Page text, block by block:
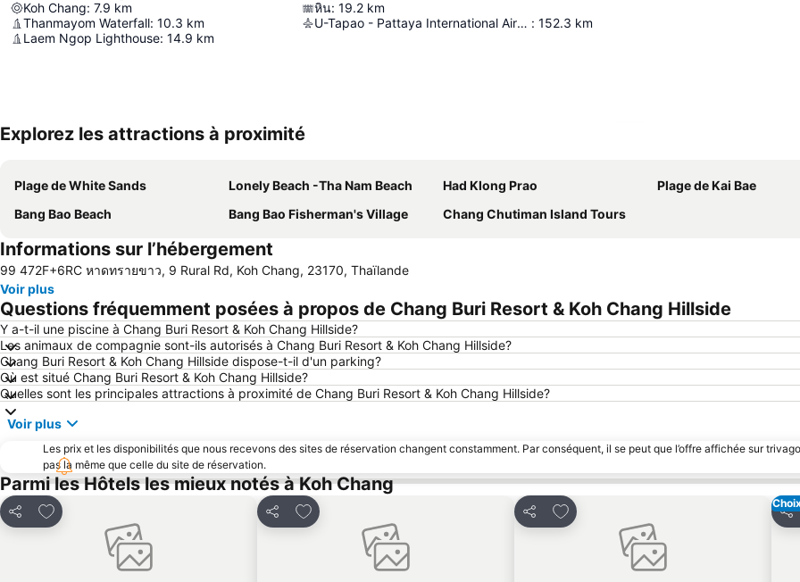
Koh Chang: 7.9 km
Thanmayom Waterfall: 10.3 km
Laem Ngop Lighthouse: 14.9 km
หิน: 19.2 km
U-Tapao - Pattaya International Airport : 152.3 km
Explorez les attractions à proximité
Plage de White Sands Lonely Beach -Tha Nam Beach Had Klong Prao
Plage de Kai Bae
Bang Bao Beach
Bang Bao Fisherman's Village Chang Chutiman Island Tours
Informations sur l’hébergement
99 472F+6RC หาดทรายขาว, 9 Rural Rd, Koh Chang, 23170, Thaïlande
Voir plus
Questions fréquemment posées à propos de Chang Buri Resort & Koh Chang Hillside
Y a-t-il une piscine à Chang Buri Resort & Koh Chang Hillside?
Les animaux de compagnie sont-ils autorisés à Chang Buri Resort & Koh Chang Hillside?
Chang Buri Resort & Koh Chang Hillside dispose-t-il d'un parking?
Où est situé Chang Buri Resort & Koh Chang Hillside?
Quelles sont les principales attractions à proximité de Chang Buri Resort & Koh Chang Hillside?
Voir plus
Les prix et les disponibilités que nous recevons des sites de réservation changent constamment. Par conséquent, il se peut que l’offre affichée sur
pas la même que celle du site de réservation.
Parmi les Hôtels les mieux notés à Koh Chang
Partager
Ajouter à mes favoris
Partager
Ajouter à mes favoris
Partager
Ajouter à mes favoris